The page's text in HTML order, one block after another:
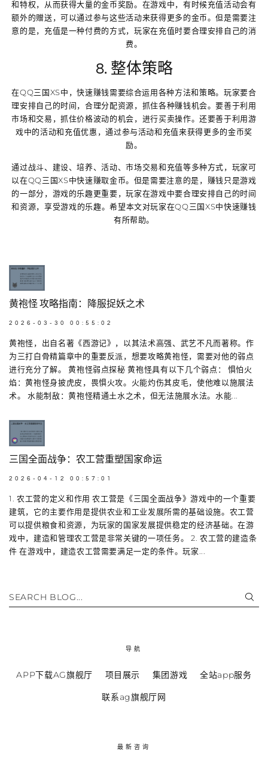
和特权，从而获得大量的金币奖励。在游戏中，有时候充值活动会有
额外的赠送，可以通过参与这些活动来获得更多的金币。但是需要注
意的是，充值是一种付费的方式，玩家在充值时要合理安排自己的消
费。
8. 整体策略
在QQ三国XS中，快速赚钱需要综合运用各种方法和策略。玩家要合
理安排自己的时间，合理分配资源，抓住各种赚钱机会。要善于利用
市场和交易，抓住价格波动的机会，进行买卖操作。还要善于利用游
戏中的活动和充值优惠，通过参与活动和充值来获得更多的金币奖
励。
通过战斗、建设、培养、活动、市场交易和充值等多种方式，玩家可
以在QQ三国XS中快速赚取金币。但是需要注意的是，赚钱只是游戏
的一部分，游戏的乐趣更重要，玩家在游戏中要合理安排自己的时间
和资源，享受游戏的乐趣。希望本文对玩家在QQ三国XS中快速赚钱
有所帮助。
黄袍怪 攻略指南：降服捉妖之术
2026-03-30 00:55:02
黄袍怪，出自名著《西游记》，以其法术高强、武艺不凡而著称。作
为三打白骨精篇章中的重要反派，想要攻略黄袍怪，需要对他的弱点
进行充分了解。 黄袍怪弱点探秘 黄袍怪具有以下几个弱点： 惧怕火
焰：黄袍怪身披虎皮，畏惧火攻。火能灼伤其皮毛，使他难以施展法
术。 水能制敌：黄袍怪精通土水之术，但无法施展水法。水能...
三国全面战争：农工营重塑国家命运
2026-04-12 00:57:01
1. 农工营的定义和作用 农工营是《三国全面战争》游戏中的一个重要
建筑，它的主要作用是提供农业和工业发展所需的基础设施。农工营
可以提供粮食和资源，为玩家的国家发展提供稳定的经济基础。在游
戏中，建造和管理农工营是非常关键的一项任务。 2. 农工营的建造条
件 在游戏中，建造农工营需要满足一定的条件。玩家...
SEARCH BLOG...
导航
APP下载AG旗舰厅 项目展示 集团游戏 全站app服务
联系ag旗舰厅网
最新咨询